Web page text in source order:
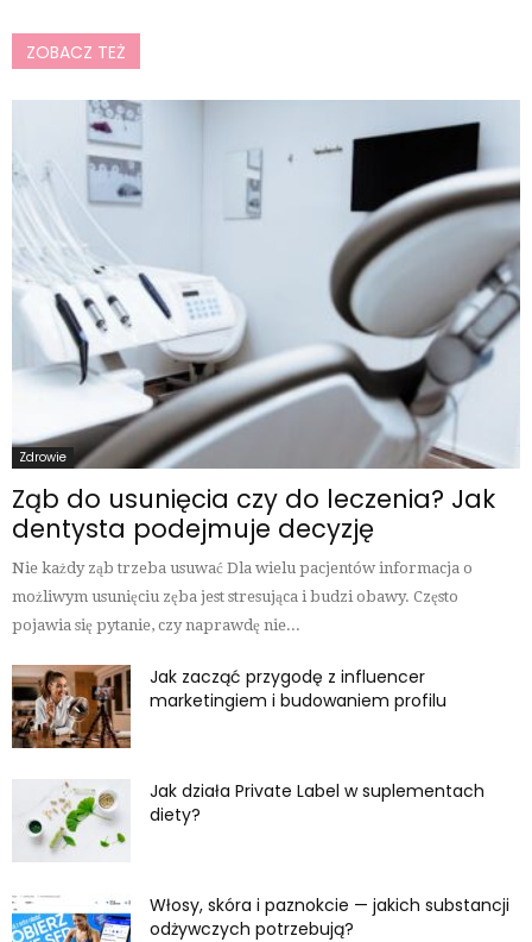
ZOBACZ TEŻ
Zdrowie
Ząb do usunięcia czy do leczenia? Jak
dentysta podejmuje decyzję
Nie każdy ząb trzeba usuwać Dla wielu pacjentów informacja o
możliwym usunięciu zęba jest stresująca i budzi obawy. Często
pojawia się pytanie, czy naprawdę nie...
Jak zacząć przygodę z influencer
marketingiem i budowaniem profilu
Jak działa Private Label w suplementach
diety?
Włosy, skóra i paznokcie — jakich substancji
odżywczych potrzebują?